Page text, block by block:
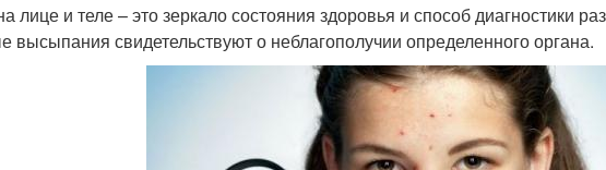
лице и теле – это зеркало состояния здоровья и способ диагностики
высыпания свидетельствуют о неблагополучии определенного органа.